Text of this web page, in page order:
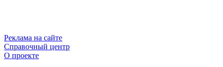
Реклама на сайте
Справочный центр
О проекте